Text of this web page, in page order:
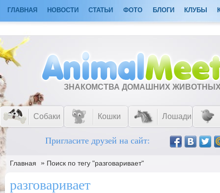
ГЛАВНАЯ НОВОСТИ СТАТЬИ ФОТО БЛОГИ КЛУБЫ
ЗНАКОМСТВА ДОМАШНИХ
Собаки Кошки Лошади
Пригласите друзей на сайт:
Главная » Поиск по тегу "разговаривает"
разговаривает